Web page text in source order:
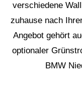
verschiedene
zuhause nach
Angebot gehört
optionaler
BMW